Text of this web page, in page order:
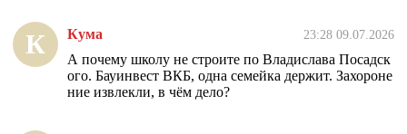
К Кума 23:28 09.07.2026
А почему школу не строите по Владислава Посадск
ого. Бауинвест ВКБ, одна семейка держит. Захороне
ние извлекли, в чём дело?